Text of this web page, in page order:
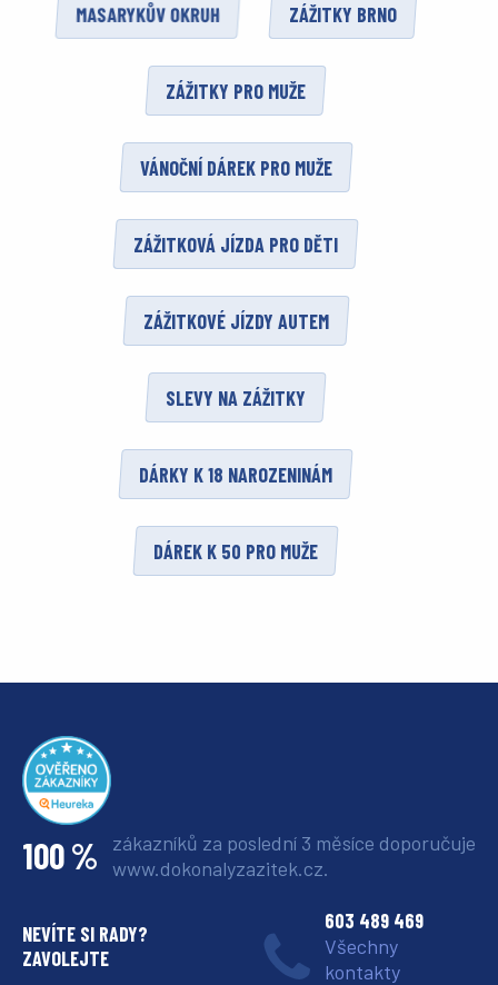
MASARYKŮV OKRUH ZÁŽITKY BRNO
ZÁŽITKY PRO MUŽE
VÁNOČNÍ DÁREK PRO MUŽE
ZÁŽITKOVÁ JÍZDA PRO DĚTI
ZÁŽITKOVÉ JÍZDY AUTEM
SLEVY NA ZÁŽITKY
DÁRKY K 18 NAROZENINÁM
DÁREK K 50 PRO MUŽE
100 % zákazníků za poslední 3 měsíce doporučuje
www.dokonalyzazitek.cz.
NEVÍTE SI RADY?
ZAVOLEJTE
603 489 469
Všechny
kontakty